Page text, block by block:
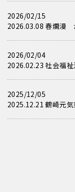
2026/02/15
2026.03.08 春爛漫
2026/02/04
2026.02.23 社会福
2025/12/05
2025.12.21 鶴崎元気